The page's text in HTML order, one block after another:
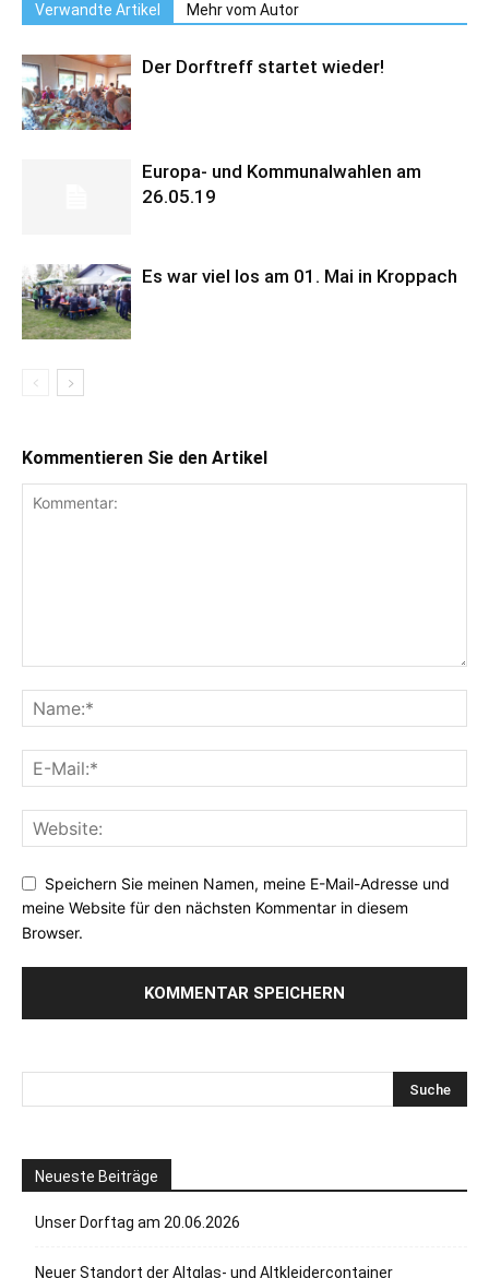
Verwandte Artikel Mehr vom Autor
Der Dorftreff startet wieder!
Europa- und Kommunalwahlen am
26.05.19
Es war viel los am 01. Mai in Kroppach
Kommentieren Sie den Artikel
Speichern Sie meinen Namen, meine E-Mail-Adresse und
meine Website für den nächsten Kommentar in diesem
Browser.
Neueste Beiträge
Unser Dorftag am 20.06.2026
Neuer Standort der Altglas- und Altkleidercontainer